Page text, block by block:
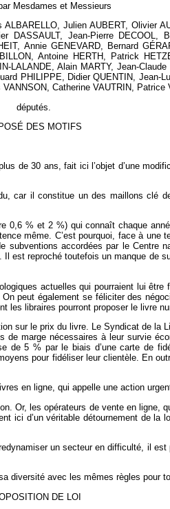
Mesdames et Messieurs
Julien AUBERT, Olivier
Jean-Pierre DECOOL,
Annie GENEVARD, Bernard
Antoine HERTH, Patrick
Alain MARTY, Jean-
PHILIPPE, Didier QUENTIN,
Catherine VAUTRIN,
députés.
DES MOTIFS
de 30 ans, fait ici l’objet d’une
car il constitue un des maillons clé
0,6 % et 2 %) qui connaît chaque
même. C’est pourquoi, face à
accordées par le Centre
reproché toutefois un manque de
actuelles qui pourraient lui
peut également se féliciter des
libraires pourront proposer le livre
sur le prix du livre. Le Syndicat de la
marge nécessaires à leur survie
5 % par le biais d’une carte de
pour fidéliser leur clientèle. En
en ligne, qui appelle une action
Or, les opérateurs de vente en ligne,
d’un véritable détournement de la
un secteur en difficulté, il
diversité avec les mêmes règles pour
DE LOI